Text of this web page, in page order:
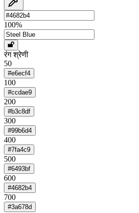
100%
रंग श्रेणी
50
#e6ecf4
100
#ccdae9
200
#b3c8df
300
#99b6d4
400
#7fa4c9
500
#6493bf
600
#4682b4
700
#3a678d